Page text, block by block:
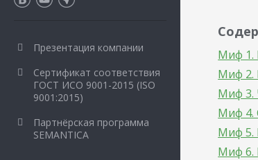
Миф 1.
Миф 2.
Миф 3.
Миф 4.
Миф 5.
Миф 6.
Презентация компании
Сертификат соответствия
ГОСТ ИСО 9001-2015 (ISO
9001:2015)
Партнёрская программа
SEMANTICA